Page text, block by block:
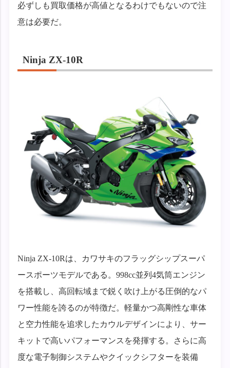
必ずしも買取価格が高値となるわけでもないので注
意は必要だ。
Ninja ZX-10R
Ninja ZX-10Rは、カワサキのフラッグシップスーパ
ースポーツモデルである。998cc並列4気筒エンジン
を搭載し、高回転域まで鋭く吹け上がる圧倒的なパ
ワー性能を誇るのが特徴だ。軽量かつ高剛性な車体
と空力性能を追求したカウルデザインにより、サー
キットで高いパフォーマンスを発揮する。さらに高
度な電子制御システムやクイックシフターを装備